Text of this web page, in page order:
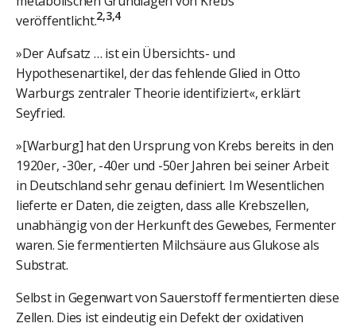
veröffentlicht.2,3,4
»Der Aufsatz … ist ein Übersichts- und
Hypothesenartikel, der das fehlende Glied in Otto
Warburgs zentraler Theorie identifiziert«, erklärt
Seyfried.
»[Warburg] hat den Ursprung von Krebs bereits in den
1920er, -30er, -40er und -50er Jahren bei seiner Arbeit
in Deutschland sehr genau definiert. Im Wesentlichen
lieferte er Daten, die zeigten, dass alle Krebszellen,
unabhängig von der Herkunft des Gewebes, Fermenter
waren. Sie fermentierten Milchsäure aus Glukose als
Substrat.
Selbst in Gegenwart von Sauerstoff fermentierten diese
Zellen. Dies ist eindeutig ein Defekt der oxidativen